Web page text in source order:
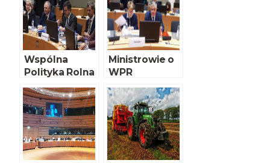
Wspólna
Polityka Rolna
po 2020 roku
Ministrowie o
WPR